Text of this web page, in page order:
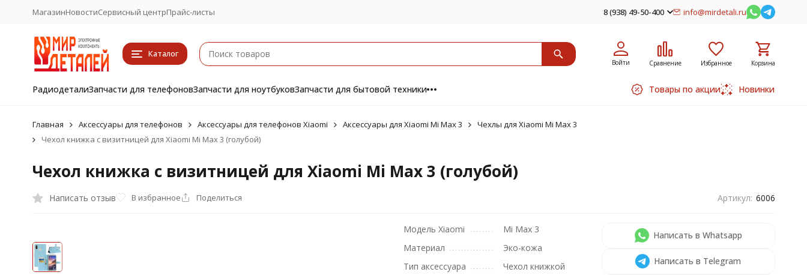
МагазинНовостиСервисный центрПрайс-листы 8 (938) 49-50-400 info@mirdetali.ru
Каталог
Войти Сравнение Избранное Корзина
РадиодеталиЗапчасти для телефоновЗапчасти для ноутбуковЗапчасти для бытовой техники Товары по акции Новинки
Главная Аксессуары для телефонов Аксессуары для телефонов Xiaomi Аксессуары для Xiaomi Mi Max 3
Чехлы для Xiaomi Mi Max 3
Чехол книжка с визитницей для Xiaomi Mi Max 3 (голубой)
Чехол книжка с визитницей для Xiaomi Mi Max 3 (голубой)
Написать отзыв В избранное Поделиться Артикул: 6006
Модель Xiaomi
Mi Max 3
Материал
Эко-кожа
Тип аксессуара
Чехол книжкой
Написать в Whatsapp
Написать в Telegram